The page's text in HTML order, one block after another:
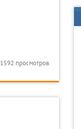
1592 просмотров